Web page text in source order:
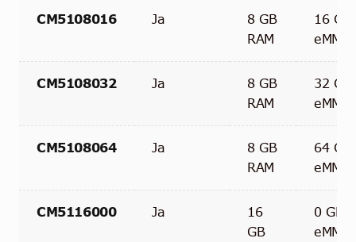
CM5108016 Ja
8 GB
RAM
16 GB
eMMC
CM5108032 Ja
8 GB
RAM
32 GB
eMMC
CM5108064 Ja
8 GB
RAM
64 GB
eMMC
CM5116000 Ja
16
GB
0 GB
eMMC